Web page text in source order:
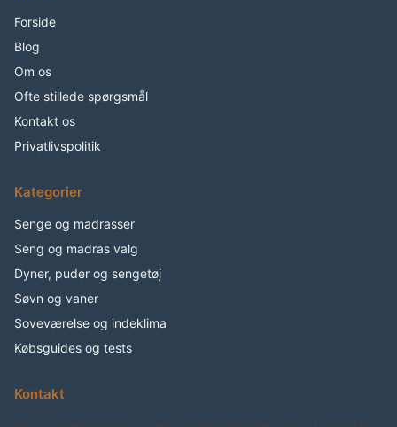
Forside
Blog
Om os
Ofte stillede spørgsmål
Kontakt os
Privatlivspolitik
Kategorier
Senge og madrasser
Seng og madras valg
Dyner, puder og sengetøj
Søvn og vaner
Soveværelse og indeklima
Købsguides og tests
Kontakt